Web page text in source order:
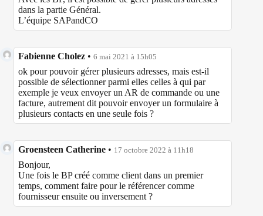
dans la partie Général.
L’équipe SAPandCO
Fabienne Cholez • 6 mai 2021 à 15h05
ok pour pouvoir gérer plusieurs adresses, mais est-il
possible de sélectionner parmi elles celles à qui par
exemple je veux envoyer un AR de commande ou une
facture, autrement dit pouvoir envoyer un formulaire à
plusieurs contacts en une seule fois ?
Groensteen Catherine • 17 octobre 2022 à 11h18
Bonjour,
Une fois le BP créé comme client dans un premier
temps, comment faire pour le référencer comme
fournisseur ensuite ou inversement ?